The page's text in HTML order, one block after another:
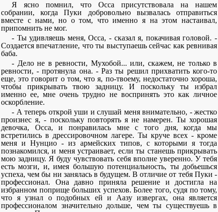
Я ясно помнил, что Осса присутствовала на нашем
собрании, когда Пуки добровольно вызвалась отправиться
вместе с нами, но о том, что именно я на этом настаивал,
припомнить не мог.
- Ты удивляешь меня, Осса, - сказал я, покачивая головой. -
Создается впечатление, что ты выступаешь сейчас как ревнивая
баба.
- Дело не в ревности, Мухобой... или, скажем, не только в
ревности, - протянула она. - Раз ты решил прихватить кого-то
еще, это говорит о том, что я, по-твоему, недостаточно хороша,
чтобы прикрывать твою задницу. И поскольку ты избрал
именно ее, мне очень трудно не воспринять это как личное
оскорбление.
- А теперь открой уши и слушай меня внимательно, - жестко
произнес я, - поскольку повторять я не намерен. Ты хорошая
девочка, Осса, и понравилась мне с того дня, когда мы
встретились в дрессировочном лагере. Ты круче всех - кроме
меня и Нунцио - из армейских типов, с которыми я тогда
познакомился, и меня устраивает, если ты станешь прикрывать
мою задницу. Я буду чувствовать себя вполне уверенно. У тебя
есть мозги, и, имея большую потенциальность, ты добьешься
успеха, чем бы ни занялась в будущем. В отличие от тебя Пуки -
профессионал. Она давно приняла решение и достигла на
избранном поприще больших успехов. Более того, судя по тому,
что я узнал о подобных ей и Аазу извергах, она является
профессионалом значительно дольше, чем ты существуешь в